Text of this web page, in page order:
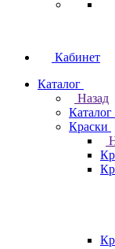
Кабинет
Каталог
Назад
Каталог
Краски